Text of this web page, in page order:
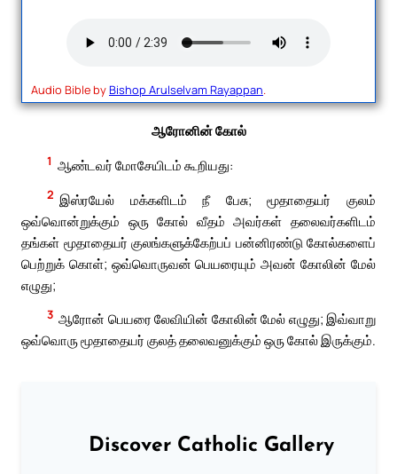
Audio Bible byBishop Arulselvam Rayappan.
ஆரோனின் கோல்
1 ஆண்டவர் மோசேயிடம் கூறியது:
2 இஸ்ரயேல் மக்களிடம் நீ பேசு; மூதாதையர் குலம்
ஒவ்வொன்றுக்கும் ஒரு கோல் வீதம் அவர்கள் தலைவர்களிடம்
தங்கள் மூதாதையர் குலங்களுக்கேற்பப் பன்னிரண்டு கோல்களைப்
பெற்றுக் கொள்; ஒவ்வொருவன் பெயரையும் அவன் கோலின் மேல்
எழுது;
3 ஆரோன் பெயரை லேவியின் கோலின் மேல் எழுது; இவ்வாறு
ஒவ்வொரு மூதாதையர் குலத் தலைவனுக்கும் ஒரு கோல் இருக்கும்.
Discover Catholic Gallery